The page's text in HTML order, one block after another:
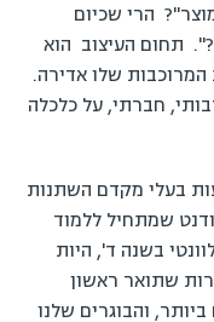
הרי שכיום
תחום העיצוב הוא
שלו אדירה.
חברתי, על כלכלה
בעלי מקדם השתנות
שמתחיל ללמוד
בשנה ד', היות
שתואר ראשון
והבוגרים שלנו